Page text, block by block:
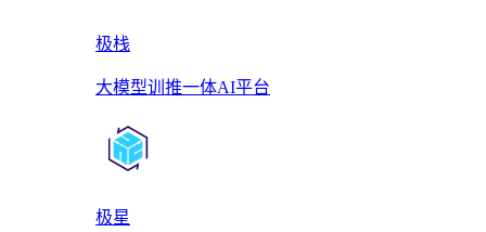
极栈
大模型训推一体AI平台
极星